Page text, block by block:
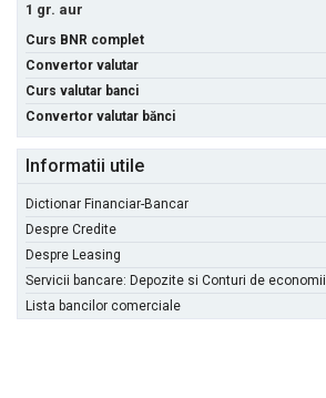
1 gr. aur
Curs BNR complet
Convertor valutar
Curs valutar banci
Convertor valutar bănci
Informatii utile
Dictionar Financiar-Bancar
Despre Credite
Despre Leasing
Servicii bancare: Depozite si Conturi de economii
Lista bancilor comerciale